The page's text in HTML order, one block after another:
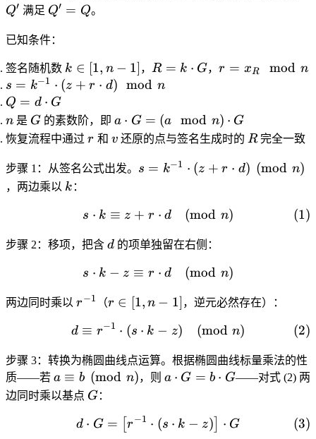
Q′ 满足 Q'
Q
Q′ = Q。
已知条件：
签名随机数 k
\in
n-
1]
k ∈ [1, n − 1] ，
R =
k
G
R = k ⋅ G，r =
n
r = xR mod n
s =
k^{-1}
\cdot
(z + r
d)
\mod
s = k−1 ⋅ (z + r ⋅ d) mod n
Q =
d
\cdot
Q = d ⋅ G
n
n 是 G
G 的素数阶，即 a
\cdot
(a
\cdot
a ⋅ G = (a mod n) ⋅ G
恢复流程中通过 r
r 和 v
v 还原的点与签名生成时的 R
R完全一致
步骤 1 ：从签名公式出发。 s = k^{-1}
\pmod{n}
s = k−1 ⋅ (z + r ⋅ d) (mod n)
，两边乘以 k
k ：
s \cdot k \equiv z + r
s ⋅ k ≡ z + r ⋅ d (mod n) (1)
步骤 2 ：移项，把含 d
d 的项单独留在右侧：
s \cdot k - z \equiv r
s ⋅ k − z ≡ r ⋅ d (mod n)
两边同时乘以 r^{-1}
r−1 （r
[1,
1]
r ∈ [1, n − 1] ，逆元必然存在）：
d \equiv r^{-1} \cdot (s
d ≡ r−1 ⋅ (s ⋅ k − z) (mod n) (2)
步骤 3：转换为椭圆曲线点运算。根据椭圆曲线标量乘法的性
质——若 a \equiv b
\pmod{n}
a ≡ b (mod n)，则 a
b
a ⋅ G = b ⋅ G——对式 (2) 两
边同时乘以基点 G
G ：
d \cdot G = \left[ r^{-1}
d ⋅ G = [r−1 ⋅ (s ⋅ k − z) ⋅ G (3)